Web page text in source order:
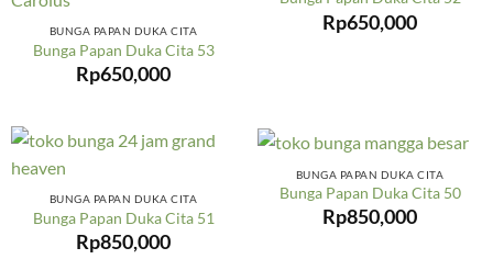
BUNGA PAPAN DUKA CITA
Bunga Papan Duka Cita 53
Rp650,000
Rp650,000
BUNGA PAPAN DUKA CITA
Bunga Papan Duka Cita 51
Rp850,000
BUNGA PAPAN DUKA CITA
Bunga Papan Duka Cita 50
Rp850,000